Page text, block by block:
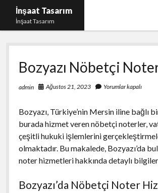
İnşaat Tasarım
İnşaat Tasarım
Instagram Gizli Hesap Bakma
Instagram Türk Takipçi Yükleme
Liste
Tumblr Takipçi Hilesi Bedava Şifresiz
Bozyazı Nöbetçi
admin Ağustos 21, 2023 Yorumlar kapalı
Bozyazı, Türkiye’nin Mersin iline bağlı
burada hizmet veren nöbetçi noterler,
çeşitli hukuki işlemlerini
olmaktadır. Bu makalede, Bozyazı’da
noter hizmetleri hakkında detaylı
Bozyazı’da Nöbetçi Noter